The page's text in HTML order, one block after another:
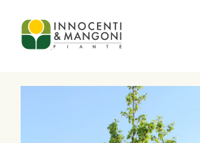
Skip to main content